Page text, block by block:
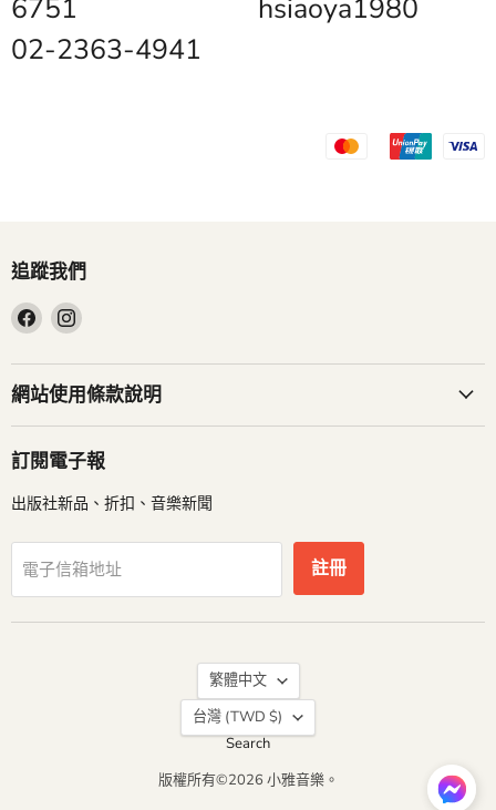
6751
02-2363-4941
hsiaoya1980
追蹤我們
在
Facebook
找
到
在
找
到
網站使用條款說明
訂閱電子報
出版社新品、折扣、音樂新聞
電子信箱地址 註冊
語
言
繁體中文
台灣
(TWD $)
Search
版權所有©2026 小雅音樂。